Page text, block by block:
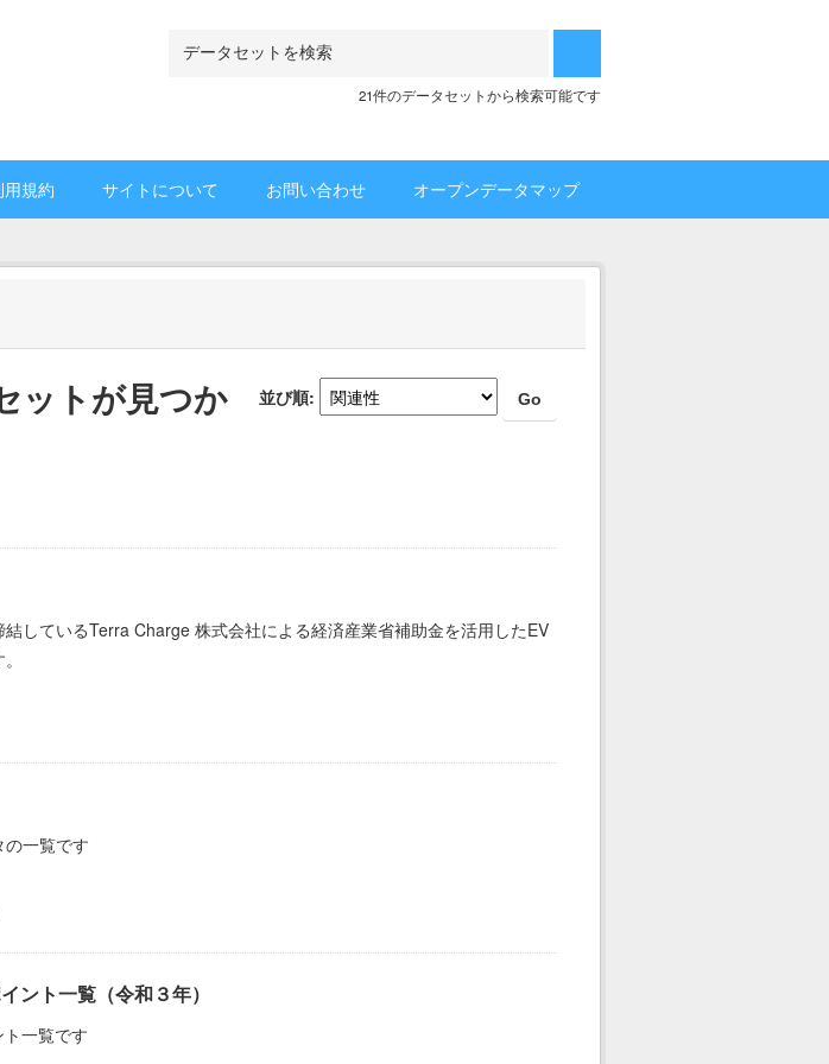
21件のデータセットから検索可能です
用規約 サイトについて お問い合わせ オープンデータマップ
並び順 Go
ットが見つか
しているTerra Charge 株式会社による経済産業省補助金を活用したEV
一覧です
ント一覧（令和３年）
一覧です